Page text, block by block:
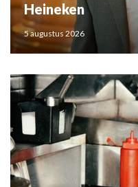
Heineken
5 augustus 2026